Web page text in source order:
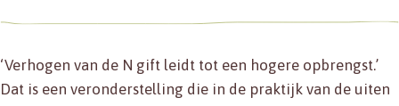
‘Verhogen van de N gift leidt tot een hogere opbrengst.’
Dat is een veronderstelling die in de praktijk van de uiten